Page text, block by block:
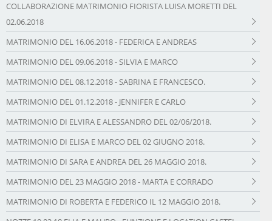
COLLABORAZIONE MATRIMONIO FIORISTA LUISA MORETTI DEL
02.06.2018
MATRIMONIO DEL 16.06.2018 - FEDERICA E ANDREAS
MATRIMONIO DEL 09.06.2018 - SILVIA E MARCO
MATRIMONIO DEL 08.12.2018 - SABRINA E FRANCESCO.
MATRIMONIO DEL 01.12.2018 - JENNIFER E CARLO
MATRIMONIO DI ELVIRA E ALESSANDRO DEL 02/06/2018.
MATRIMONIO DI ELISA E MARCO DEL 02 GIUGNO 2018.
MATRIMONIO DI SARA E ANDREA DEL 26 MAGGIO 2018.
MATRIMONIO DEL 23 MAGGIO 2018 - MARTA E CORRADO
MATRIMONIO DI ROBERTA E FEDERICO IL 12 MAGGIO 2018.